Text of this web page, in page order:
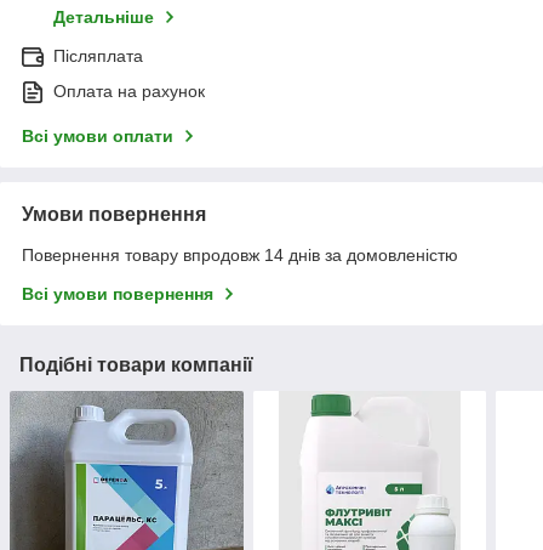
Детальніше
Післяплата
Оплата на рахунок
Всі умови оплати
Умови повернення
Повернення товару впродовж 14 днів за домовленістю
Всі умови повернення
Подібні товари компанії